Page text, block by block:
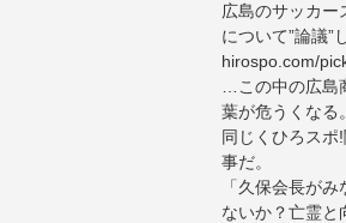
広島のサッカー
について”論議”
hirospo.com/
…この中の広島
葉が危うくなる
同じくひろスポ
事だ。
「久保会長が
ないか？亡霊と